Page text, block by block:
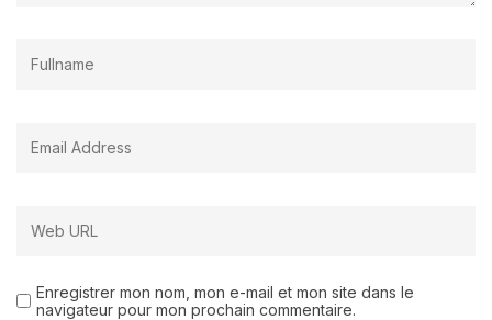
Enregistrer mon nom, mon e-mail et mon site dans le
navigateur pour mon prochain commentaire.